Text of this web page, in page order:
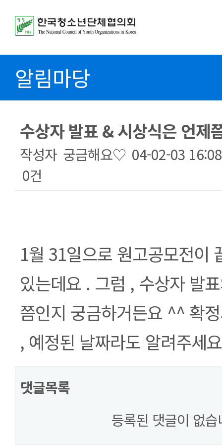
알림마당
수상자 발표 & 시상식은 언제
작성자 궁금해요♡ 04-02-03 16:08
0건
본문
1월 31일으로 원고공모전이
있는데요 . 그럼 , 수상자 발
쯤인지 궁금하거든요 ^^ 확
, 예정된 날짜라도 알려주세
댓글목록
등록된 댓글이 없습